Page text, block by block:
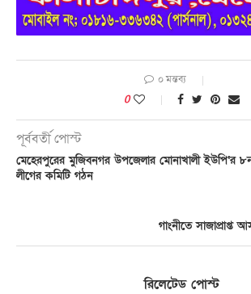
০ মন্তব্য
0
পূর্ববর্তী পোস্ট
মেহেরপুরের মুজিবনগর উপজেলার মোনাখালী ইউপি‘র
লীগের কমিটি গঠন
গাংনীতে সাজাপ্রাপ্ত
রিলেটেড পোস্ট